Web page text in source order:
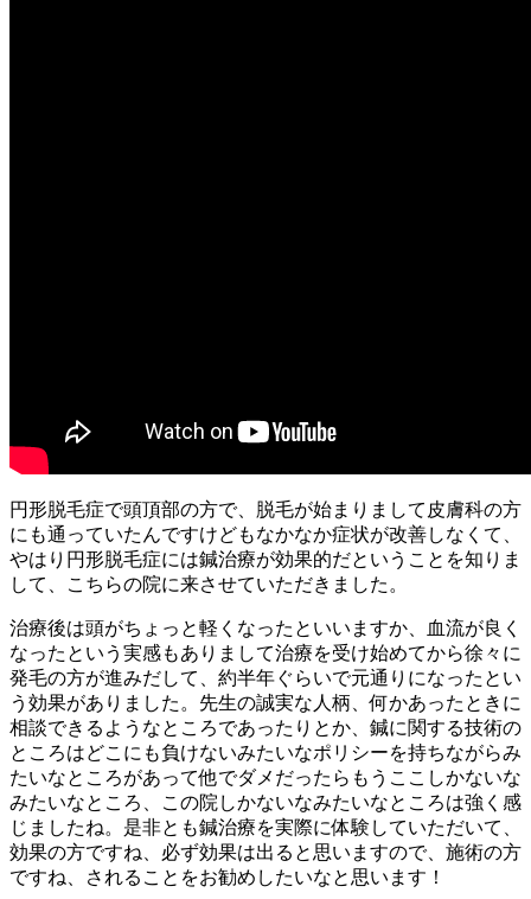
円形脱毛症で頭頂部の方で、脱毛が始まりまして皮膚科の方
にも通っていたんですけどもなかなか症状が改善しなくて、
やはり円形脱毛症には鍼治療が効果的だということを知りま
して、こちらの院に来させていただきました。
治療後は頭がちょっと軽くなったといいますか、血流が良く
なったという実感もありまして治療を受け始めてから徐々に
発毛の方が進みだして、約半年ぐらいで元通りになったとい
う効果がありました。先生の誠実な人柄、何かあったときに
相談できるようなところであったりとか、鍼に関する技術の
ところはどこにも負けないみたいなポリシーを持ちながらみ
たいなところがあって他でダメだったらもうここしかないな
みたいなところ、この院しかないなみたいなところは強く感
じましたね。是非とも鍼治療を実際に体験していただいて、
効果の方ですね、必ず効果は出ると思いますので、施術の方
ですね、されることをお勧めしたいなと思います！